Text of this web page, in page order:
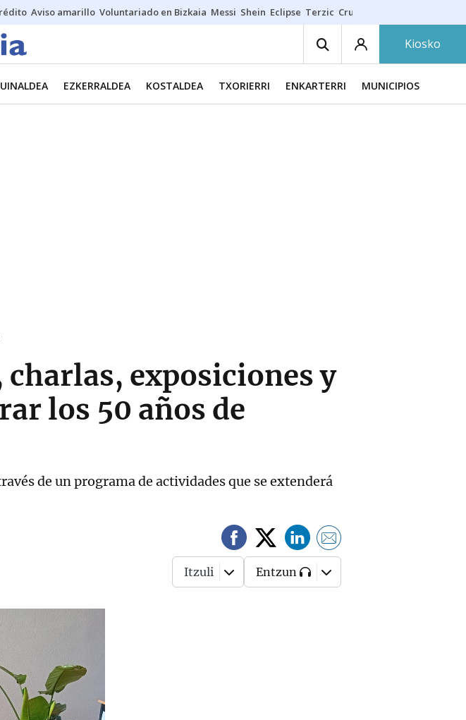
Aviso amarillo Voluntariado en Bizkaia Messi Shein Eclipse Terzic Cruz Gorbeia
Kiosko
EZKERRALDEA KOSTALDEA TXORIERRI ENKARTERRI MUNICIPIOS
exposiciones y
los 50 años de
de un programa de actividades que se extenderá
Itzuli Entzun